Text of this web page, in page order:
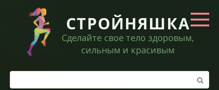
контенту
СТРОЙНЯШКА
Сделайте свое тело здоровым,
сильным и красивым
Поиск: